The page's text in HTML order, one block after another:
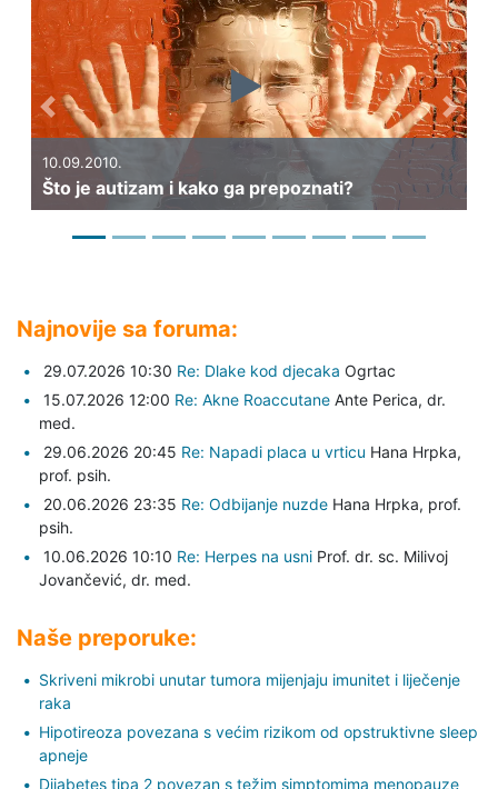
10.09.2010.
Što je autizam i kako ga prepoznati?
Previous Next
Najnovije sa foruma:
29.07.2026 10:30 Re: Dlake kod djecaka Ogrtac
15.07.2026 12:00 Re: Akne Roaccutane Ante Perica, dr.
med.
29.06.2026 20:45 Re: Napadi placa u vrticu Hana Hrpka,
prof. psih.
20.06.2026 23:35 Re: Odbijanje nuzde Hana Hrpka, prof.
psih.
10.06.2026 10:10 Re: Herpes na usni Prof. dr. sc. Milivoj
Jovančević, dr. med.
Naše preporuke:
Skriveni mikrobi unutar tumora mijenjaju imunitet i liječenje
raka
Hipotireoza povezana s većim rizikom od opstruktivne sleep
apneje
Dijabetes tipa 2 povezan s težim simptomima menopauze